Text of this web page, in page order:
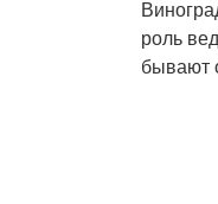
роль
бывают